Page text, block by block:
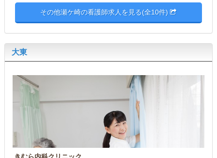
その他瀬ケ崎の看護師求人を見る(全10件)
大東